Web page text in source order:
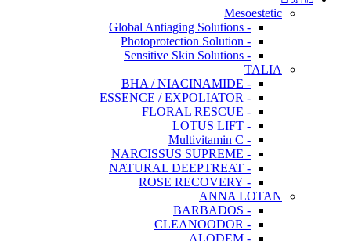
Mesoestetic
- Global Antiaging Solutions
- Photoprotection Solution
- Sensitive Skin Solutions
TALIA
- BHA / NIACINAMIDE
- ESSENCE / EXPOLIATOR
- FLORAL RESCUE
- LOTUS LIFT
- Multivitamin C
- NARCISSUS SUPREME
- NATURAL DEEPTREAT
- ROSE RECOVERY
ANNA LOTAN
- BARBADOS
- CLEANOODOR
- ALODEM